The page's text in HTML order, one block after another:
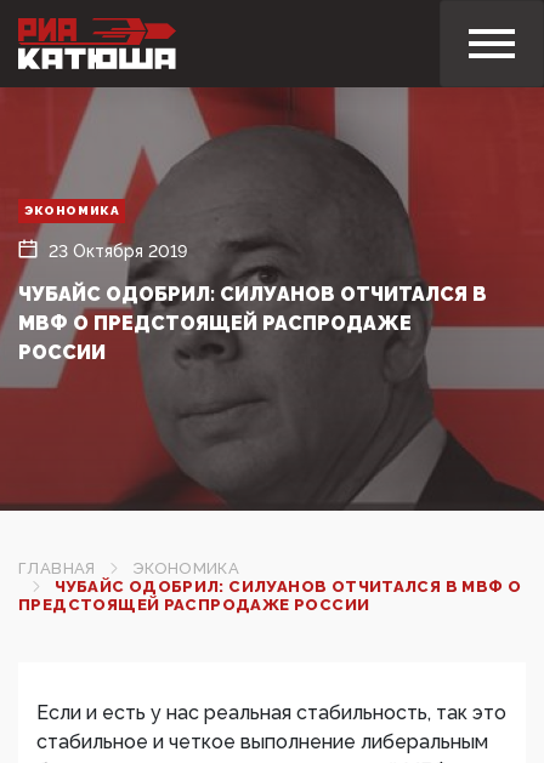
ЭКОНОМИКА
23 Октября 2019
ЧУБАЙС ОДОБРИЛ: СИЛУАНОВ ОТЧИТАЛСЯ В
МВФ О ПРЕДСТОЯЩЕЙ РАСПРОДАЖЕ
РОССИИ
ГЛАВНАЯ
ЭКОНОМИКА
ЧУБАЙС ОДОБРИЛ: СИЛУАНОВ ОТЧИТАЛСЯ В МВФ О
ПРЕДСТОЯЩЕЙ РАСПРОДАЖЕ РОССИИ
Если и есть у нас реальная стабильность, так это
стабильное и четкое выполнение либеральным